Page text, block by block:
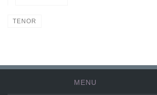
TENOR
MENU